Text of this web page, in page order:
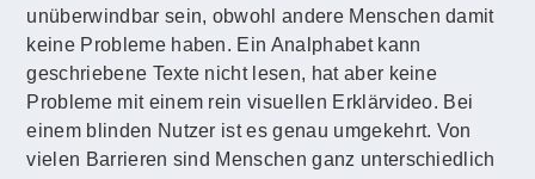
unüberwindbar sein, obwohl andere Menschen damit
keine Probleme haben. Ein Analphabet kann
geschriebene Texte nicht lesen, hat aber keine
Probleme mit einem rein visuellen Erklärvideo. Bei
einem blinden Nutzer ist es genau umgekehrt. Von
vielen Barrieren sind Menschen ganz unterschiedlich